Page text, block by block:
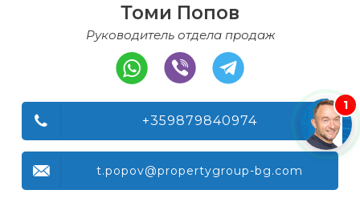
Томи Попов
Руководитель отдела продаж
+359879840974
t.popov@propertygroup-bg.com
1